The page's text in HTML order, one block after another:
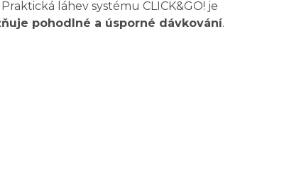
Praktická láhev systému CLICK&GO! je
pohodlné a úsporné dávkování.